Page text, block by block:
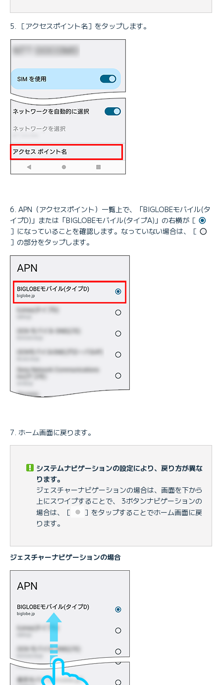
［アクセスポイント名］をタップします。
APN（アクセスポイント）一覧上で、「BIGLOBEモバイル(タ
イプD)」または「BIGLOBEモバイル(タイプA)」の右横が［
］になっていることを確認します。なっていない場合は、［
］の部分をタップします。
ホーム画面に戻ります。
システムナビゲーションの設定により、戻り方が異な
ります。
ジェスチャーナビゲーションの場合は、画面を下から
上にスワイプすることで、 3ボタンナビゲーションの
場合は、［
］をタップすることでホーム画面に戻
ります。
ジェスチャーナビゲーションの場合